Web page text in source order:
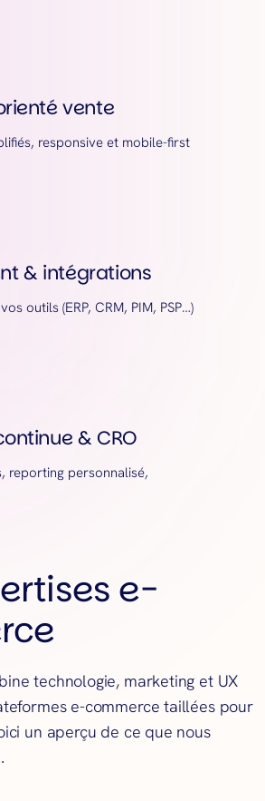
vente
responsive et mobile-first
& intégrations
outils (ERP, CRM, PIM, PSP…)
& CRO
reporting personnalisé,
technologie, marketing et UX
e-commerce taillées pour
un aperçu de ce que nous